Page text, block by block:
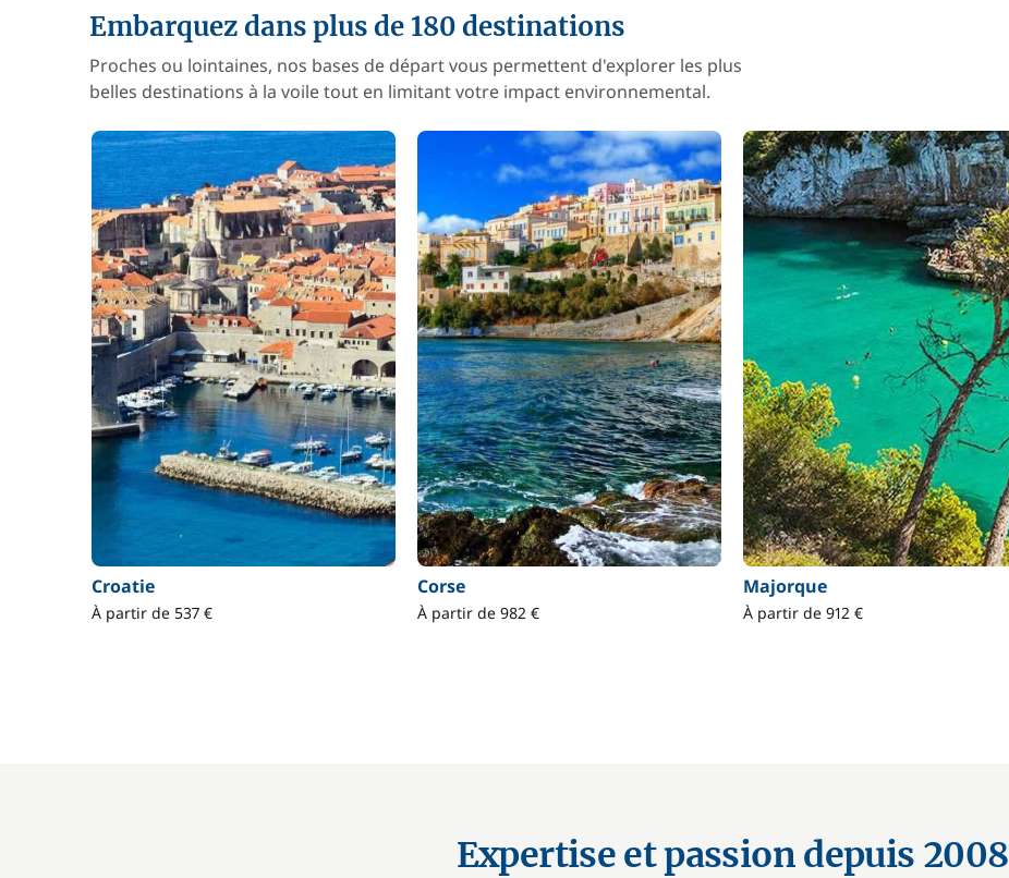
Embarquez dans plus de 180 destinations
Proches ou lointaines, nos bases de départ vous permettent d'explorer les plus
belles destinations à la voile tout en limitant votre impact environnemental.
Croatie
À partir de 537 €
Corse
À partir de 982 €
Majorque
À partir de 912 €
Expertise et passion depuis 2008